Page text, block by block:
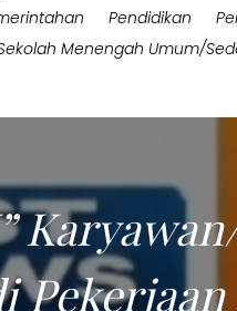
Pendidikan
Menengah Umum/